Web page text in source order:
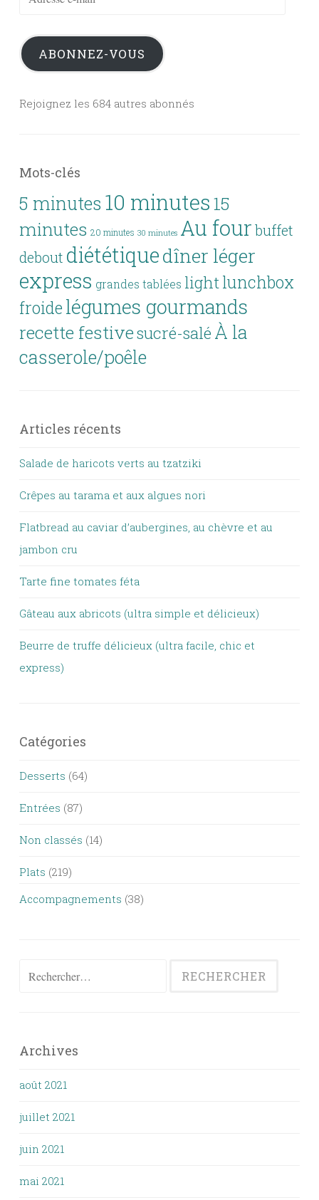
mail
ABONNEZ-VOUS
Rejoignez les 684 autres abonnés
Mots-clés
5 minutes 10 minutes15
minutes 20 minutes 30 minutes Au fourbuffet
debout diététiquedîner léger
express grandes tablées lightlunchbox
froide légumes gourmands
recette festivesucré-salé À la
casserole/poêle
Articles récents
Salade de haricots verts au tzatziki
Crêpes au tarama et aux algues nori
Flatbread au caviar d’aubergines, au chèvre et au
jambon cru
Tarte fine tomates féta
Gâteau aux abricots (ultra simple et délicieux)
Beurre de truffe délicieux (ultra facile, chic et
express)
Catégories
Desserts (64)
Entrées (87)
Non classés (14)
Plats (219)
Accompagnements (38)
Rechercher :
Archives
août 2021
juillet 2021
juin 2021
mai 2021